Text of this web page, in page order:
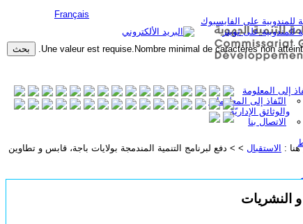
Français
Une valeur est requise. Nombre minimal de caractères non atteint.
إلى المعلومة
النّفاذ إلى المعلومات
والوثائق الإداريّة
الاتصال بنا
هنا : الاستقبال > > دفع لبرنامج التنمية المندمجة بولايات باجة، قابس و تطاوين
و النشريات